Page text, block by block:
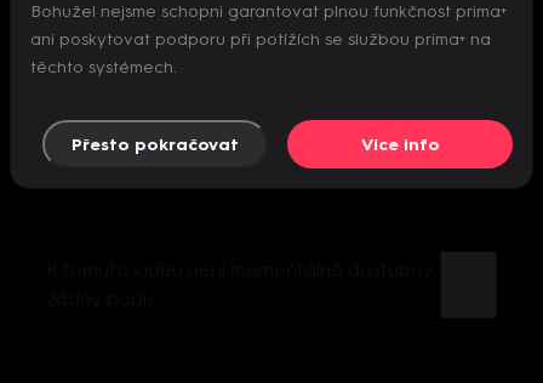
Nepodařilo se inicializovat přehrávač
Bohužel nejsme schopni garantovat plnou funkčnost prima+
ani poskytovat podporu při potížích se službou prima+ na
těchto systémech.
Přesto pokračovat Více info